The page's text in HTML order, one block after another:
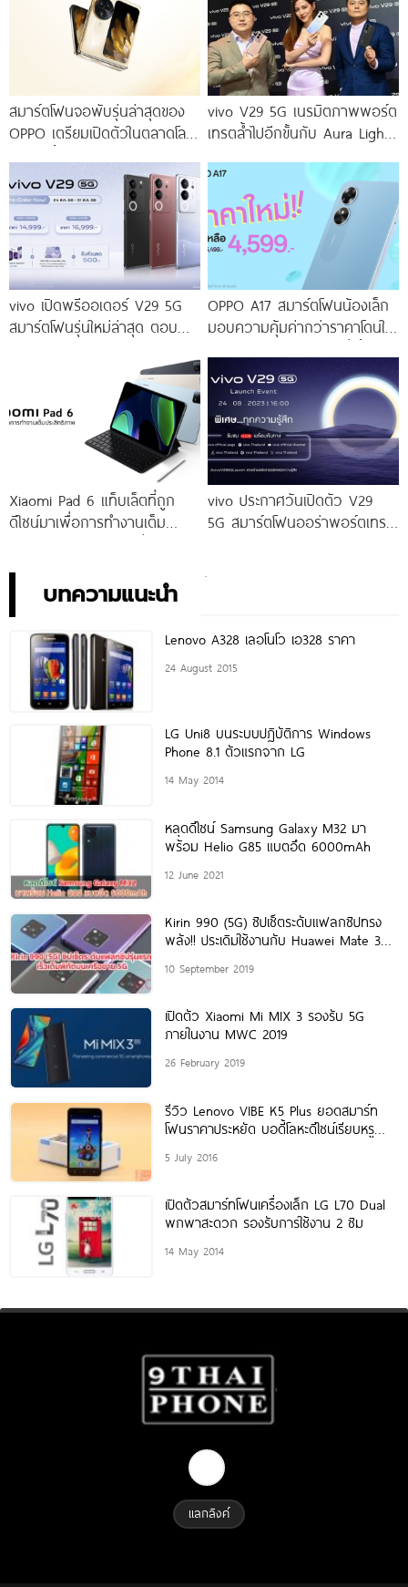
สมาร์ตโฟนจอพับรุ่นล่าสุดของ
OPPO เตรียมเปิดตัวในตลาดโลก
vivo V29 5G เนรมิตภาพพอร์ต
เทรตล้ำไปอีกขั้นกับ Aura Light
โดดเด่นด้วยสุนทรียศาสตร์แห่ง
vivo เปิดพรีออเดอร์ V29 5G
สมาร์ตโฟนรุ่นใหม่ล่าสุด ตอบ
ราคาเริ่มต้นเพียง 14,999 บาท
จัดเต็มกับโปรโมชันพิเศษก่อนใคร
OPPO A17 สมาร์ตโฟนน้องเล็ก
มอบความคุ้มค่ากว่าราคาโดนใจ
ราคาใหม่เพียง 4,599 บาท
เท่านั้น!
Xiaomi Pad 6 แท็บเล็ตที่ถูก
ดีไซน์มาเพื่อการทำงานเต็ม
vivo ประกาศวันเปิดตัว V29
5G สมาร์ตโฟนออร่าพอร์ตเทร
บทความแนะนำ
Lenovo A328 เลอโนโว เอ328 ราคา
24 August 2015
LG Uni8 บนระบบปฏิบัติการ Windows
Phone 8.1 ตัวแรกจาก LG
14 May 2014
หลุดดีไซน์ Samsung Galaxy M32 มา
พร้อม Helio G85 แบตอึด 6000mAh
12 June 2021
Kirin 990 (5G) ชิปเซ็ตระดับแฟลกชิปทรง
พลัง!! ประเดิมใช้งานกับ Huawei Mate 30
10 September 2019
เปิดตัว Xiaomi Mi MIX 3 รองรับ 5G
ภายในงาน MWC 2019
26 February 2019
รีวิว Lenovo VIBE K5 Plus ยอดสมาร์ท
โฟนราคาประหยัด บอดี้โลหะดีไซน์เรียบหรู
5 July 2016
เปิดตัวสมาร์ทโฟนเครื่องเล็ก LG L70 Dual
พกพาสะดวก รองรับการใช้งาน 2 ซิม
14 May 2014
แลกลิงค์